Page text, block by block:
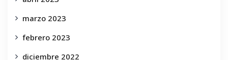
marzo 2023
febrero 2023
diciembre 2022